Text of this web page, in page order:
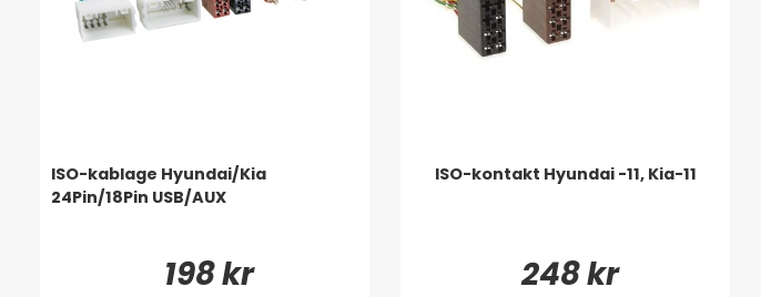
ISO-kablage Hyundai/Kia
24Pin/18Pin USB/AUX
198 kr
ISO-kontakt Hyundai -11, Kia-11
248 kr